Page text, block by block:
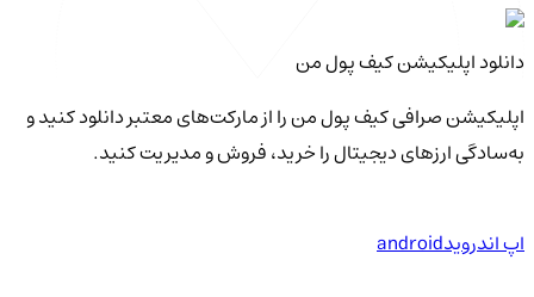
دانلود اپلیکیشن کیف‌ پول من
اپلیکیشن صرافی کیف پول من را از مارکت‌های معتبر دانلود کنید و
به‌سادگی ارزهای دیجیتال را خرید، فروش و مدیریت کنید.
اپ اندرویدandroid